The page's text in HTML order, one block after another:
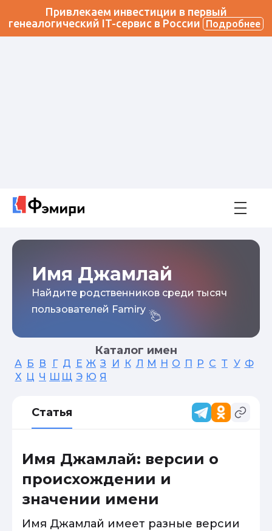
Привлекаем инвестиции в первый
генеалогический IT-сервис в России
Подробнее
Имя Джамлай
Найдите родственников среди тысяч
пользователей Famiry
Каталог имен
А Б В Г Д Е Ж З И К Л М Н О П Р С Т У Ф
Х Ц Ч Ш Щ Э Ю Я
Статья
Имя Джамлай: версии о
происхождении и
значении имени
Имя Джамлай имеет разные версии